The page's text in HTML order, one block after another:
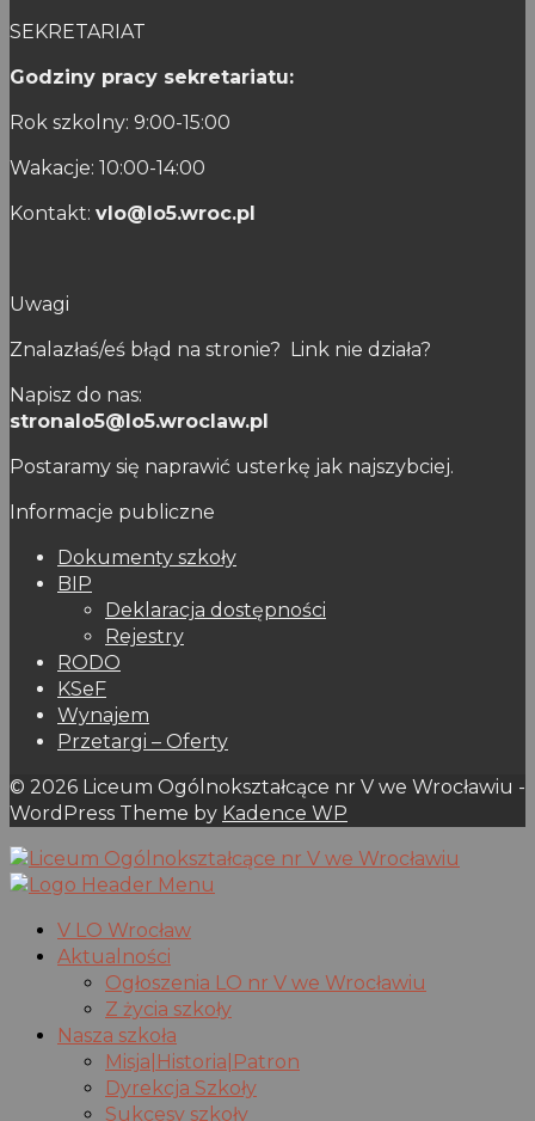
SEKRETARIAT
Godziny pracy sekretariatu:
Rok szkolny: 9:00-15:00
Wakacje: 10:00-14:00
Kontakt: vlo@lo5.wroc.pl
Uwagi
Znalazłaś/eś błąd na stronie? Link nie działa?
Napisz do nas:
stronalo5@lo5.wroclaw.pl
Postaramy się naprawić usterkę jak najszybciej.
Informacje publiczne
Dokumenty szkoły
BIP
Deklaracja dostępności
Rejestry
RODO
KSeF
Wynajem
Przetargi – Oferty
© 2026 Liceum Ogólnokształcące nr V we Wrocławiu -
WordPress Theme by Kadence WP
V LO Wrocław
Aktualności
Ogłoszenia LO nr V we Wrocławiu
Z życia szkoły
Nasza szkoła
Misja|Historia|Patron
Dyrekcja Szkoły
Sukcesy szkoły